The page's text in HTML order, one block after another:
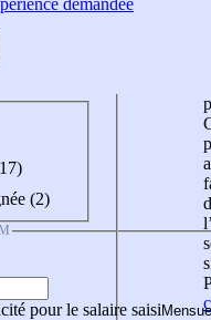
(2)
pour le salaire saisi